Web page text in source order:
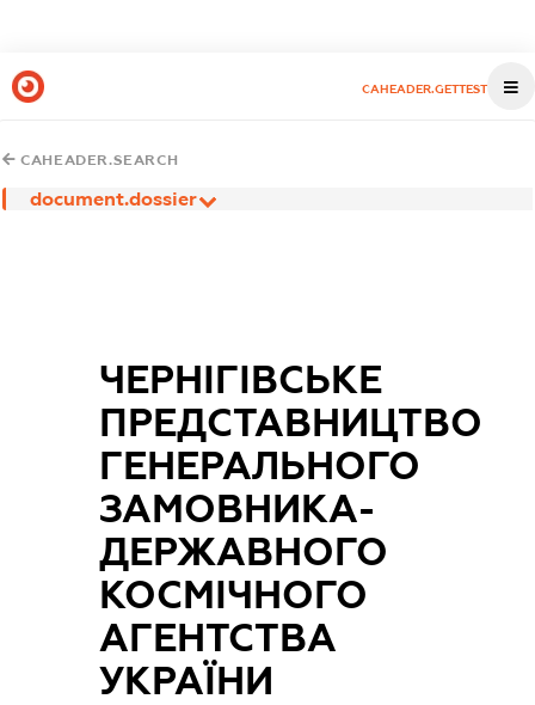
CAHEADER.GETTEST
CAHEADER.SEARCH
document.dossier
ЧЕРНІГІВСЬКЕ
ПРЕДСТАВНИЦТВО
ГЕНЕРАЛЬНОГО
ЗАМОВНИКА-
ДЕРЖАВНОГО
КОСМІЧНОГО
АГЕНТСТВА
УКРАЇНИ